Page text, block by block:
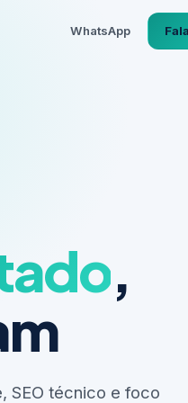
WhatsApp
,
SEO técnico e foco